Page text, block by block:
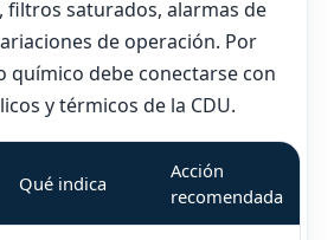
filtros saturados, alarmas de
de operación. Por
químico debe conectarse con
y térmicos de la CDU.
Qué indica
Acción
recomendada